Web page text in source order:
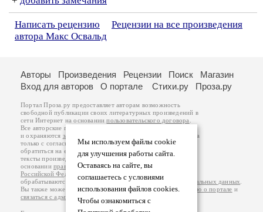
Написать рецензию
Рецензии на все произведения
автора Макс Освальд
Мы используем файлы cookie
для улучшения работы сайта.
Оставаясь на сайте, вы
соглашаетесь с условиями
использования файлов cookies.
Чтобы ознакомиться с
Авторы Произведения Рецензии Поиск
Магазин
Вход для авторов
О портале Стихи.ру Проза.ру
Портал Проза.ру предоставляет авторам возможность
свободной публикации своих литературных произведений в
сети Интернет на основаниипользовательского договора
Все авторские права на произведения принадлежат авторам
и охраняются законом
. Перепечатка произведений возможна
только с согласия его автора, к которому вы можете
обратиться на его авторской странице. Ответственность за
тексты произведений авторы несут самостоятельно на
основанииправил публикацииизаконодательства
Российской Федерации
обрабатываются на основанииПолитики обработки персональных данных
Вы также можете посмотреть более подробнуюинформацию о портале и
связаться с администрацией